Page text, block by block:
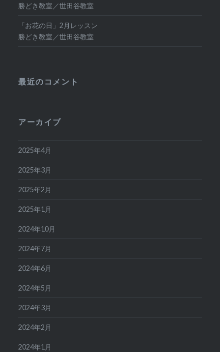
勝どき教室／世田谷教室
「お花の日」2月レッスン
勝どき教室／世田谷教室
最近のコメント
アーカイブ
2025年4月
2025年3月
2025年2月
2025年1月
2024年10月
2024年7月
2024年6月
2024年5月
2024年3月
2024年2月
2024年1月